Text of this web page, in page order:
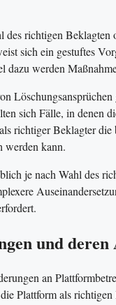
richtigen
sich ein gestuftes
werden
sich Fälle, in
richtiger Beklagter
werden kann.
je nach Wahl des
und
an
Plattform als